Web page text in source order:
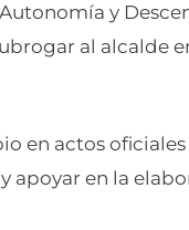
y
al alcalde
en actos
apoyar en la